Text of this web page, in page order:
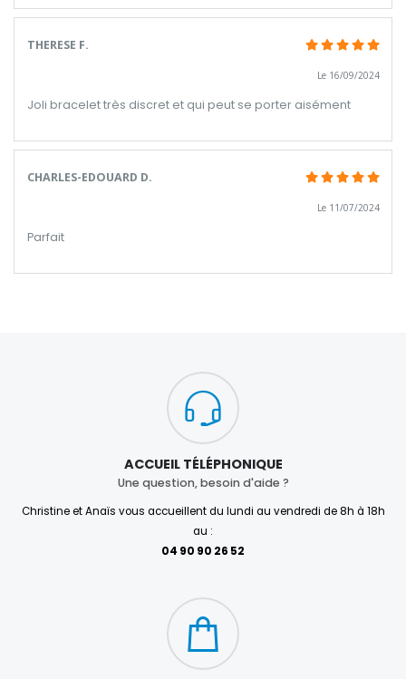
THERESE F.
Le 16/09/2024
Joli bracelet très discret et qui peut se porter aisément
CHARLES-EDOUARD D.
Le 11/07/2024
Parfait
ACCUEIL TÉLÉPHONIQUE
Une question, besoin d'aide ?
Christine et Anaïs vous accueillent du lundi au vendredi de 8h à 18h
au :
04 90 90 26 52